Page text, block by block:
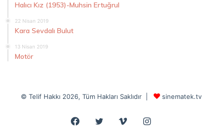
Halıcı Kız (1953)-Muhsin Ertuğrul
22 Nisan 2019
Kara Sevdalı Bulut
13 Nisan 2019
Motör
© Telif Hakkı 2026, Tüm Hakları Saklıdır | sinematek.tv
Facebook
Twitter VimeoInstagram